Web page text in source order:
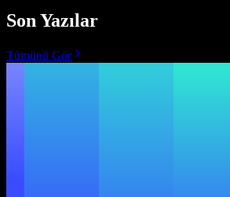
Son Yazılar
Tümünü Gör